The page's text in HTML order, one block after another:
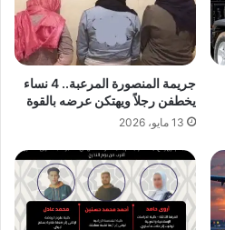
جريمة المنصورة المرعبة.. 4 نساء
يخطفن رجلاً ويهتكن عرضه بالقوة
13 مايو، 2026